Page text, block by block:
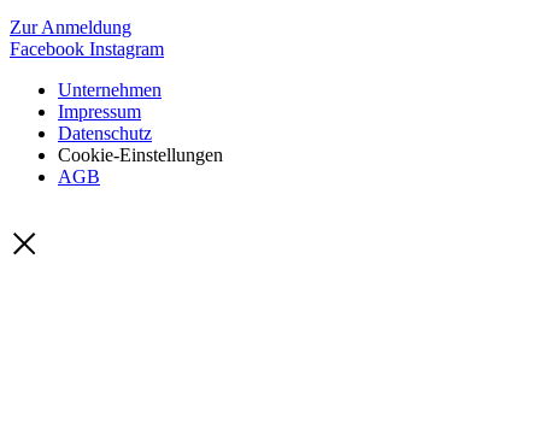
Zur Anmeldung
Facebook Instagram
Unternehmen
Impressum
Datenschutz
Cookie-Einstellungen
AGB